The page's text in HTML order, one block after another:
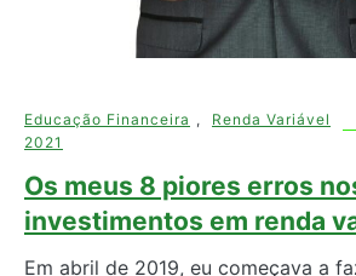
Educação Financeira , Renda Variável
2021
Os meus 8 piores erros
investimentos em renda
Em abril de 2019, eu começava a